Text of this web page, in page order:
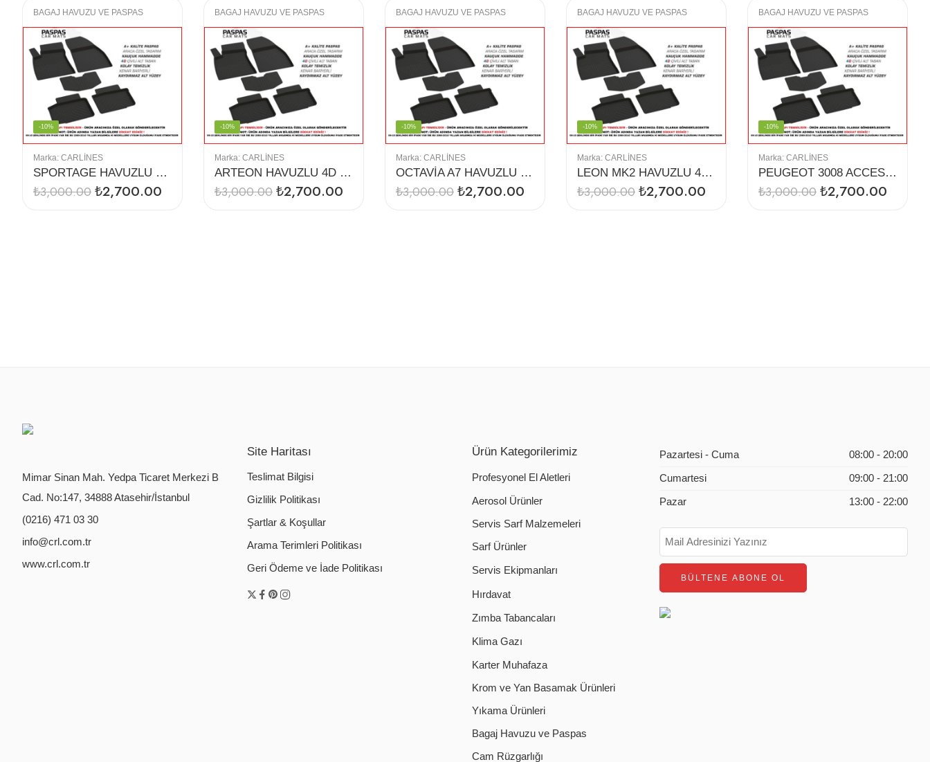
BAGAJ HAVUZU VE PASPAS
Marka: CARLINES
SPORTAGE HAVUZLU 4D PASPAS (2010)
-10%
₺3,000.00₺2,700.00
BAGAJ HAVUZU VE PASPAS
Marka: CARLINES
ARTEON HAVUZLU 4D PASPAS
-10%
₺3,000.00₺2,700.00
BAGAJ HAVUZU VE PASPAS
Marka: CARLINES
OCTAVİA A7 HAVUZLU 4D PASPAS (2015)
-10%
₺3,000.00₺2,700.00
BAGAJ HAVUZU VE PASPAS
Marka: CARLINES
LEON MK2 HAVUZLU 4D PASPAS (2012-)
-10%
₺3,000.00₺2,700.00
BAGAJ HAVUZU VE PASPAS
Marka: CARLINES
PEUGEOT 3008 ACCESS GT HAVUZLU 4D PASPAS
-10%
₺3,000.00₺2,700.00
Mimar Sinan Mah. Yedpa Ticaret Merkezi B
Cad. No:147, 34888 Atasehir/İstanbul
(0216) 471 03 30
info@crl.com.tr
www.crl.com.tr
Site Haritası
Teslimat Bilgisi
Gizlilik Politikası
Şartlar & Koşullar
Arama Terimleri Politikası
Geri Ödeme ve İade Politikası
Ürün Kategorilerimiz
Profesyonel El Aletleri
Aerosol Ürünler
Servis Sarf Malzemeleri
Sarf Ürünler
Servis Ekipmanları
Hırdavat
Zımba Tabancaları
Klima Gazı
Karter Muhafaza
Krom ve Yan Basamak Ürünleri
Yıkama Ürünleri
Bagaj Havuzu ve Paspas
Cam Rüzgarlığı
Pazartesi - Cuma 08:00 - 20:00
Cumartesi 09:00 - 21:00
Pazar 13:00 - 22:00